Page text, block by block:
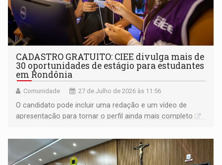
CADASTRO GRATUITO: CIEE divulga mais de
30 oportunidades de estágio para estudantes
em Rondônia
Comunidade 27 de Julho de 2026 às 11:56
O candidato pode incluir uma redação e um vídeo de
apresentação para tornar o perfil ainda mais completo